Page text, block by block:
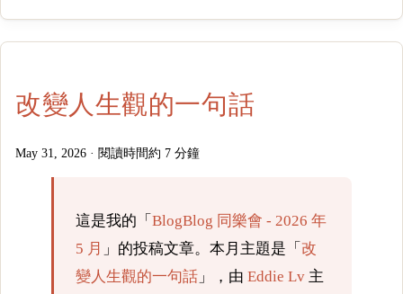
改變人生觀的一句話
May 31, 2026 · 閱讀時間約 7 分鐘
這是我的「 BlogBlog 同樂會 - 2026 年
5 月 」的投稿文章。本月主題是「 改
變人生觀的一句話 」，由 Eddie Lv 主